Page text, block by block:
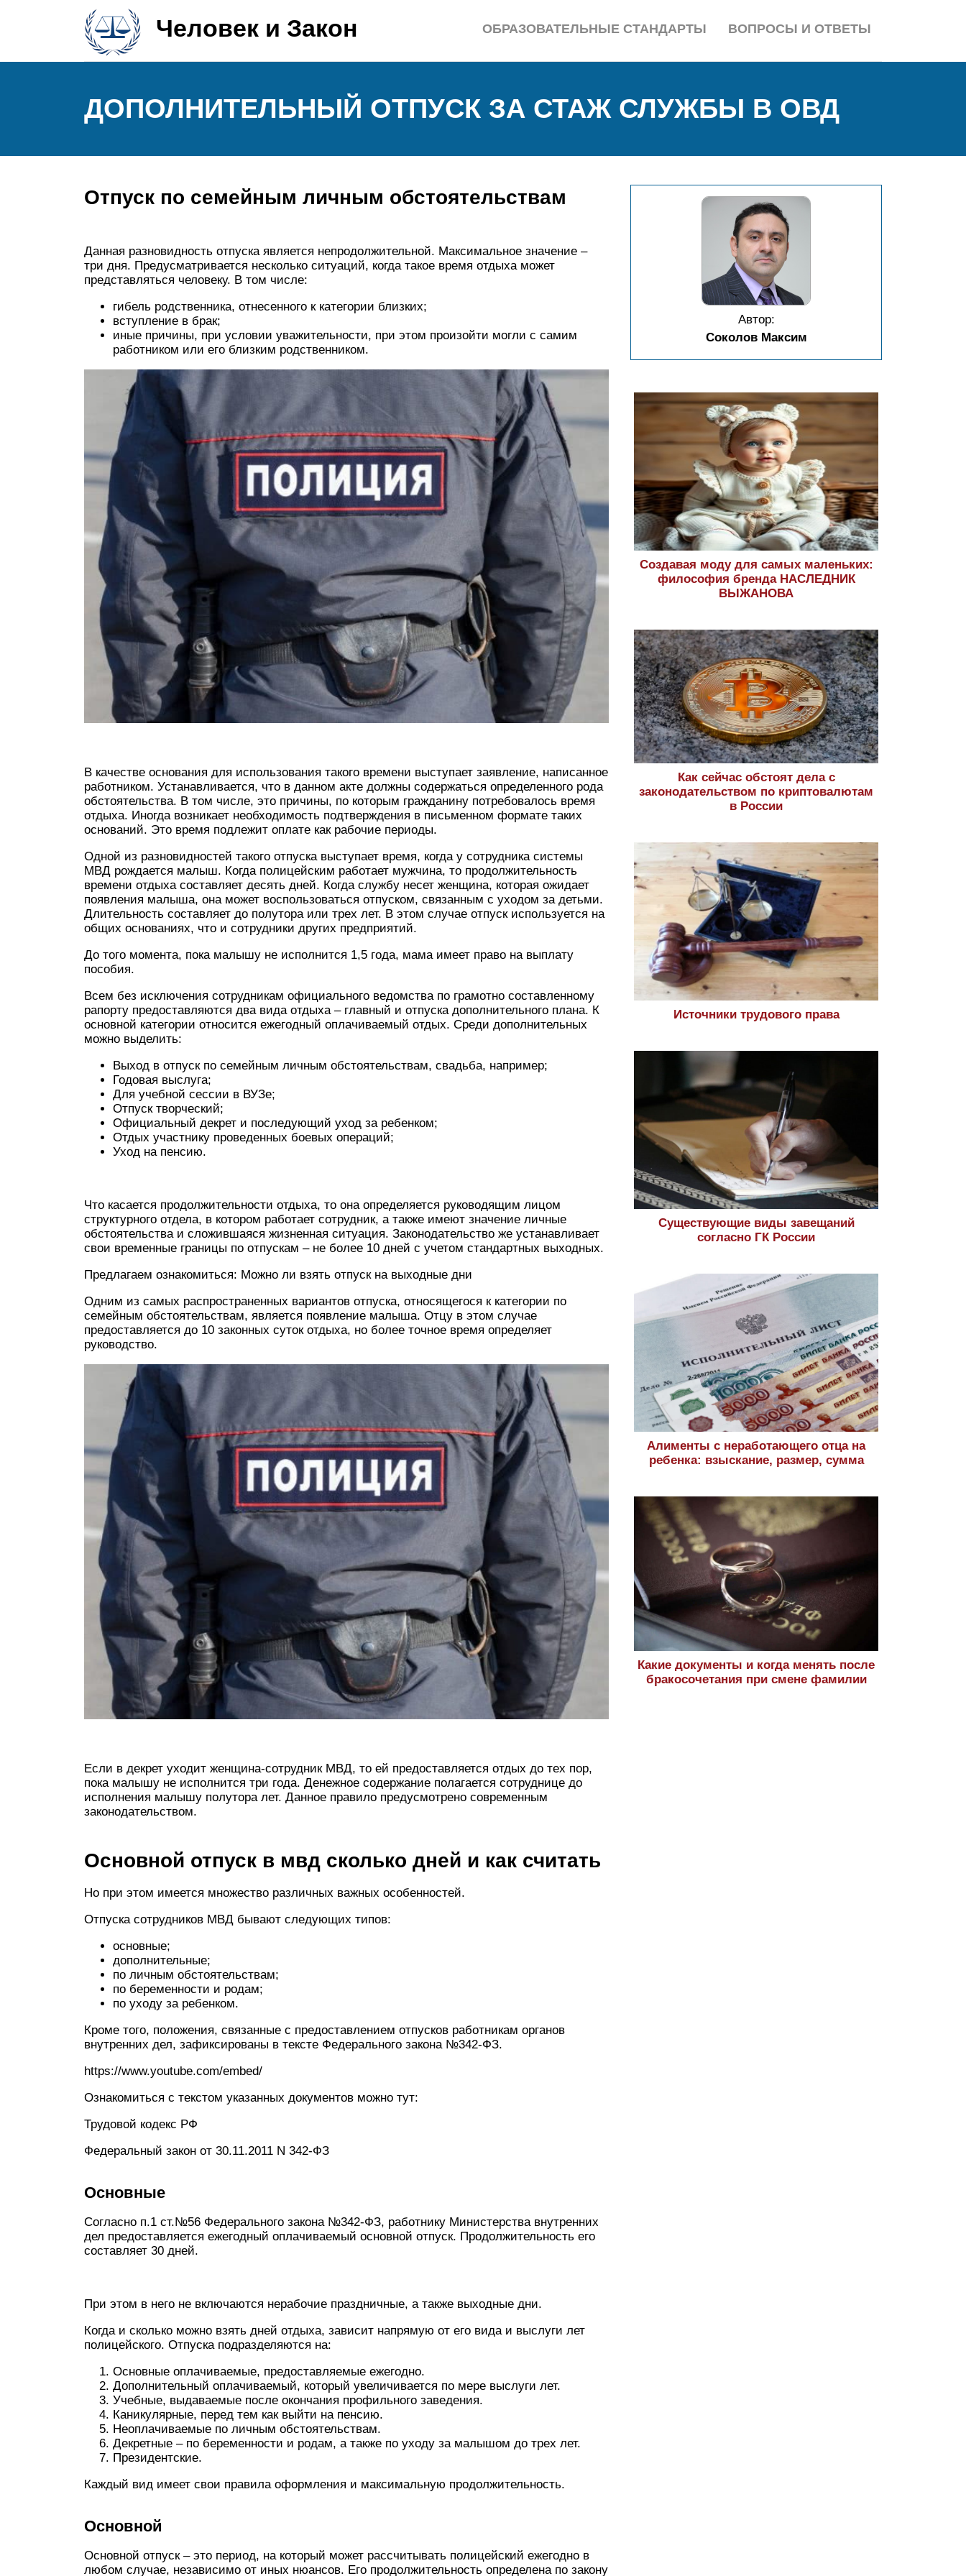
Человек и Закон ВОПРОСЫ И ОТВЕТЫ
ОБРАЗОВАТЕЛЬНЫЕ СТАНДАРТЫ
ДОПОЛНИТЕЛЬНЫЙ ОТПУСК ЗА СТАЖ СЛУЖБЫ В ОВД
Отпуск по семейным личным обстоятельствам
Данная разновидность отпуска является непродолжительной. Максимальное значение –
три дня. Предусматривается несколько ситуаций, когда такое время отдыха может
представляться человеку. В том числе:
гибель родственника, отнесенного к категории близких;
вступление в брак;
иные причины, при условии уважительности, при этом произойти могли с самим
работником или его близким родственником.
В качестве основания для использования такого времени выступает заявление, написанное
работником. Устанавливается, что в данном акте должны содержаться определенного рода
обстоятельства. В том числе, это причины, по которым гражданину потребовалось время
отдыха. Иногда возникает необходимость подтверждения в письменном формате таких
оснований. Это время подлежит оплате как рабочие периоды.
Одной из разновидностей такого отпуска выступает время, когда у сотрудника системы
МВД рождается малыш. Когда полицейским работает мужчина, то продолжительность
времени отдыха составляет десять дней. Когда службу несет женщина, которая ожидает
появления малыша, она может воспользоваться отпуском, связанным с уходом за детьми.
Длительность составляет до полутора или трех лет. В этом случае отпуск используется на
общих основаниях, что и сотрудники других предприятий.
До того момента, пока малышу не исполнится 1,5 года, мама имеет право на выплату
пособия.
Всем без исключения сотрудникам официального ведомства по грамотно составленному
рапорту предоставляются два вида отдыха – главный и отпуска дополнительного плана. К
основной категории относится ежегодный оплачиваемый отдых. Среди дополнительных
можно выделить:
Выход в отпуск по семейным личным обстоятельствам, свадьба, например;
Годовая выслуга;
Для учебной сессии в ВУЗе;
Отпуск творческий;
Официальный декрет и последующий уход за ребенком;
Отдых участнику проведенных боевых операций;
Уход на пенсию.
Что касается продолжительности отдыха, то она определяется руководящим лицом
структурного отдела, в котором работает сотрудник, а также имеют значение личные
обстоятельства и сложившаяся жизненная ситуация. Законодательство же устанавливает
свои временные границы по отпускам – не более 10 дней с учетом стандартных выходных.
Предлагаем ознакомиться: Можно ли взять отпуск на выходные дни
Одним из самых распространенных вариантов отпуска, относящегося к категории по
семейным обстоятельствам, является появление малыша. Отцу в этом случае
предоставляется до 10 законных суток отдыха, но более точное время определяет
руководство.
Если в декрет уходит женщина-сотрудник МВД, то ей предоставляется отдых до тех пор,
пока малышу не исполнится три года. Денежное содержание полагается сотруднице до
исполнения малышу полутора лет. Данное правило предусмотрено современным
законодательством.
Основной отпуск в мвд сколько дней и как считать
Но при этом имеется множество различных важных особенностей.
Отпуска сотрудников МВД бывают следующих типов:
основные;
дополнительные;
по личным обстоятельствам;
по беременности и родам;
по уходу за ребенком.
Кроме того, положения, связанные с предоставлением отпусков работникам органов
внутренних дел, зафиксированы в тексте Федерального закона №342-ФЗ.
https://www.youtube.com/embed/
Ознакомиться с текстом указанных документов можно тут:
Трудовой кодекс РФ
Федеральный закон от 30.11.2011 N 342-ФЗ
Основные
Согласно п.1 ст.№56 Федерального закона №342-ФЗ, работнику Министерства внутренних
дел предоставляется ежегодный оплачиваемый основной отпуск. Продолжительность его
составляет 30 дней.
При этом в него не включаются нерабочие праздничные, а также выходные дни.
Когда и сколько можно взять дней отдыха, зависит напрямую от его вида и выслуги лет
полицейского. Отпуска подразделяются на:
Основные оплачиваемые, предоставляемые ежегодно.
Дополнительный оплачиваемый, который увеличивается по мере выслуги лет.
Учебные, выдаваемые после окончания профильного заведения.
Каникулярные, перед тем как выйти на пенсию.
Неоплачиваемые по личным обстоятельствам.
Декретные – по беременности и родам, а также по уходу за малышом до трех лет.
Президентские.
Каждый вид имеет свои правила оформления и максимальную продолжительность.
Основной
Основной отпуск – это период, на который может рассчитывать полицейский ежегодно в
любом случае, независимо от иных нюансов. Его продолжительность определена по закону
Автор:
Соколов Максим
Создавая моду для самых маленьких:
философия бренда НАСЛЕДНИК
ВЫЖАНОВА
Как сейчас обстоят дела с
законодательством по криптовалютам
в России
Источники трудового права
Существующие виды завещаний
согласно ГК России
Алименты с неработающего отца на
ребенка: взыскание, размер, сумма
Какие документы и когда менять после
бракосочетания при смене фамилии